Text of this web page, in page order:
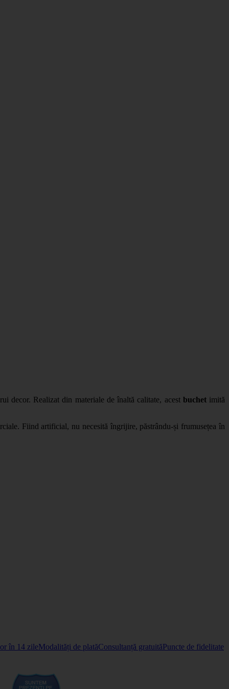
decor. Realizat din materiale de înaltă calitate, acest buchetimită
Fiind artificial, nu necesită îngrijire, păstrându-și frumusețea în
în 14 zileModalități de platăConsultanță gratuităPuncte de fidelitate